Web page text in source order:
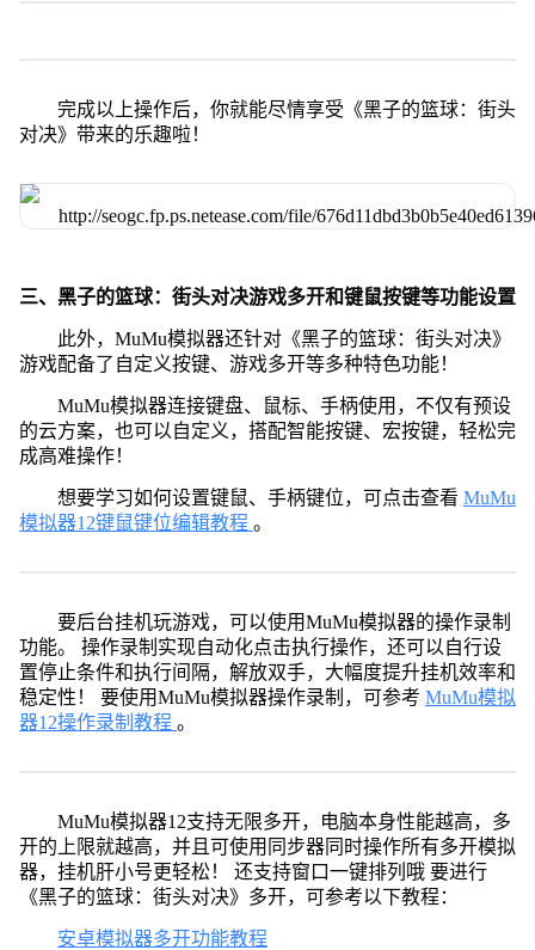
完成以上操作后，你就能尽情享受《黑子的篮球：街头
对决》带来的乐趣啦！
三、黑子的篮球：街头对决游戏多开和键鼠按键等功能设置
此外，MuMu模拟器还针对《黑子的篮球：街头对决》
游戏配备了自定义按键、游戏多开等多种特色功能！
MuMu模拟器连接键盘、鼠标、手柄使用，不仅有预设
的云方案，也可以自定义，搭配智能按键、宏按键，轻松完
成高难操作！
想要学习如何设置键鼠、手柄键位，可点击查看 MuMu
模拟器12键鼠键位编辑教程 。
要后台挂机玩游戏，可以使用MuMu模拟器的操作录制
功能。 操作录制实现自动化点击执行操作，还可以自行设
置停止条件和执行间隔，解放双手，大幅度提升挂机效率和
稳定性！ 要使用MuMu模拟器操作录制，可参考 MuMu模拟
器12操作录制教程 。
MuMu模拟器12支持无限多开，电脑本身性能越高，多
开的上限就越高，并且可使用同步器同时操作所有多开模拟
器，挂机肝小号更轻松！ 还支持窗口一键排列哦 要进行
《黑子的篮球：街头对决》多开，可参考以下教程：
安卓模拟器多开功能教程